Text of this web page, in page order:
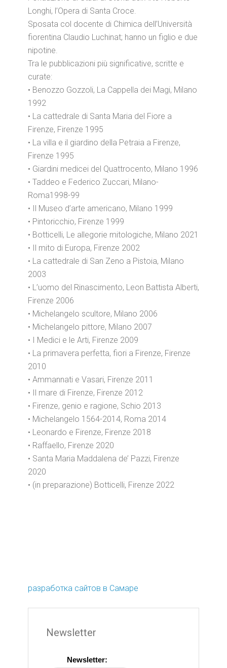
Longhi, l’Opera di Santa Croce.
Sposata col docente di Chimica dell’Università
fiorentina Claudio Luchinat; hanno un figlio e due
nipotine.
Tra le pubblicazioni più significative, scritte e
curate:
• Benozzo Gozzoli, La Cappella dei Magi, Milano
1992
• La cattedrale di Santa Maria del Fiore a
Firenze, Firenze 1995
• La villa e il giardino della Petraia a Firenze,
Firenze 1995
• Giardini medicei del Quattrocento, Milano 1996
• Taddeo e Federico Zuccari, Milano-
Roma1998-99
• Il Museo d’arte americano, Milano 1999
• Pintoricchio, Firenze 1999
• Botticelli, Le allegorie mitologiche, Milano 2021
• Il mito di Europa, Firenze 2002
• La cattedrale di San Zeno a Pistoia, Milano
2003
• L’uomo del Rinascimento, Leon Battista Alberti,
Firenze 2006
• Michelangelo scultore, Milano 2006
• Michelangelo pittore, Milano 2007
• I Medici e le Arti, Firenze 2009
• La primavera perfetta, fiori a Firenze, Firenze
2010
• Ammannati e Vasari, Firenze 2011
• Il mare di Firenze, Firenze 2012
• Firenze, genio e ragione, Schio 2013
• Michelangelo 1564-2014, Roma 2014
• Leonardo e Firenze, Firenze 2018
• Raffaello, Firenze 2020
• Santa Maria Maddalena de’ Pazzi, Firenze
2020
• (in preparazione) Botticelli, Firenze 2022
разработка сайтов в Самаре
Newsletter
Newsletter: